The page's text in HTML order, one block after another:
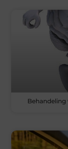
Behandeling